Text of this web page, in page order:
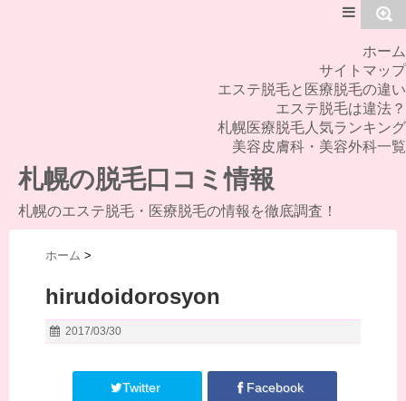
MENU
ホーム
サイトマップ
エステ脱毛と医療脱毛の違い
エステ脱毛は違法？
札幌医療脱毛人気ランキング
美容皮膚科・美容外科一覧
札幌の脱毛口コミ情報
札幌のエステ脱毛・医療脱毛の情報を徹底調査！
ホーム >
hirudoidorosyon
2017/03/30
Twitter Facebook